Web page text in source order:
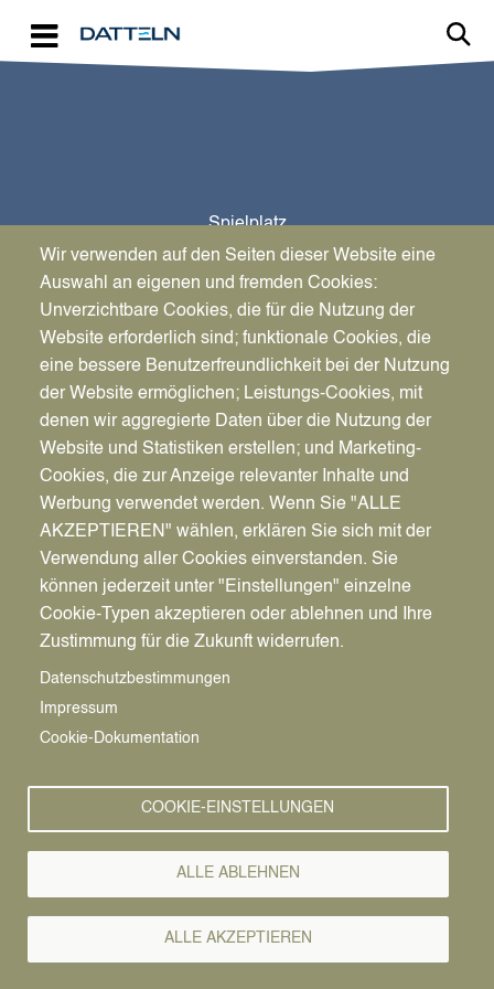
Spielplatz
Telemannstraße (+ Bolzplatz)
Pfadnavigation
Image
Spielgeräte
Großer Kletter-Rutschturm
Kleiner Kletter-Rutschturm mit Sandspiel
Doppelschaukel
Vogelnestschaukel
Kleinkindschaukel
Wir verwenden auf den Seiten dieser Website eine
Auswahl an eigenen und fremden Cookies:
Unverzichtbare Cookies, die für die Nutzung der
Website erforderlich sind; funktionale Cookies, die
eine bessere Benutzerfreundlichkeit bei der Nutzung
der Website ermöglichen; Leistungs-Cookies, mit
denen wir aggregierte Daten über die Nutzung der
Website und Statistiken erstellen; und Marketing-
Cookies, die zur Anzeige relevanter Inhalte und
Werbung verwendet werden. Wenn Sie "ALLE
AKZEPTIEREN" wählen, erklären Sie sich mit der
Verwendung aller Cookies einverstanden. Sie
können jederzeit unter "Einstellungen" einzelne
Cookie-Typen akzeptieren oder ablehnen und Ihre
Zustimmung für die Zukunft widerrufen.
Datenschutzbestimmungen
Impressum
Cookie-Dokumentation
COOKIE-EINSTELLUNGEN
ALLE ABLEHNEN
ALLE AKZEPTIEREN